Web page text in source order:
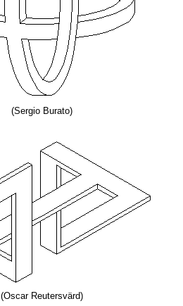
(Sergio Burato)
(Oscar Reutersvärd)